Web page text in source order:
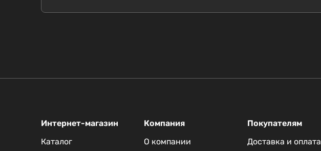
Интернет-магазин
Каталог
Компания
О компании
Покупателям
Доставка и оплата